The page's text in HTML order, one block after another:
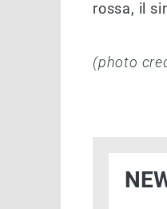
rossa, il
(photo